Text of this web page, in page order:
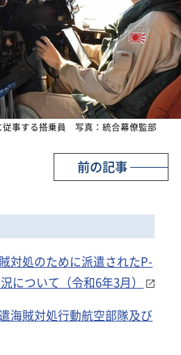
従事する搭乗員 写真：統合幕僚監部
前の記事
対処のために派遣されたP-
について（令和6年3月）
海賊対処行動航空部隊及び